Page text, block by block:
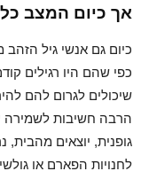
אך כיום המצב
כיום גם אנשי גיל
כפי שהם היו רגילים
שיכולים לגרום להם
הרבה חשיבות לשמירה
גופנית, יוצאים מהבית,
לחנויות הפארם או